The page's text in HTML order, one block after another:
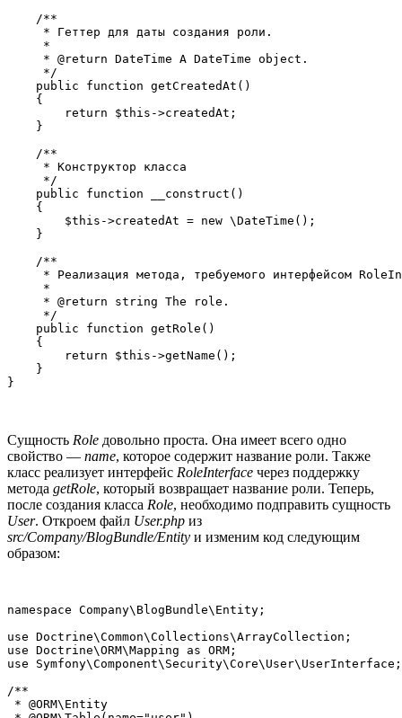
    /**
     * Геттер для даты создания роли.
     *
     * @return DateTime A DateTime object.
     */
    public function getCreatedAt()
    {
        return $this->createdAt;
    }
    /**
     * Конструктор класса
     */
    public function __construct()
    {
        $this->createdAt = new \DateTime();
    }
    /**
* Реализация метода, требуемого интерфейсом
     *
     * @return string The role.
     */
    public function getRole()
    {
        return $this->getName();
    }
Сущность Role довольно проста. Она имеет всего одно
свойство — name, которое содержит название роли. Также
класс реализует интерфейс RoleInterface через поддержку
метода getRole, который возвращает название роли. Теперь,
после создания класса Role, необходимо подправить сущность
User. Откроем файл User.php из
src/Company/BlogBundle/Entity и изменим код следующим
образом:
namespace Company\BlogBundle\Entity;
use Doctrine\Common\Collections\ArrayCollection;
use Doctrine\ORM\Mapping as ORM;
use Symfony\Component\Security\Core\User\UserInterface;
/**
* @ORM\Entity